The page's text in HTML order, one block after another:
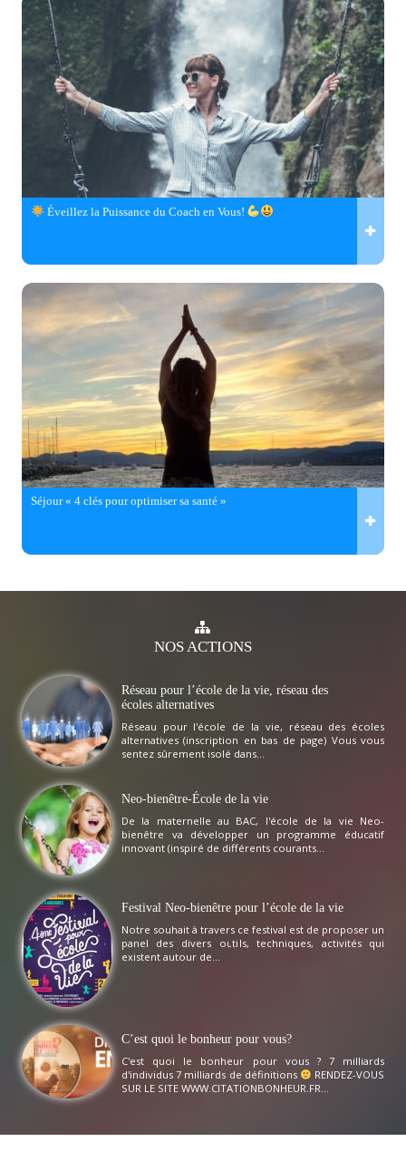
Éveillez la Puissance du Coach en Vous!
Séjour « 4 clés pour optimiser sa santé »
NOSACTIONS
Réseau pour l’école de la vie, réseau des
écoles alternatives
Réseau pour l'école de la vie, réseau des écoles
alternatives (inscription en bas de page) Vous vous
sentez sûrement isolé dans...
Neo-bienêtre-École de la vie
De la maternelle au BAC, l'école de la vie Neo-
bienêtre va développer un programme éducatif
innovant (inspiré de différents courants...
Festival Neo-bienêtre pour l’école de la vie
Notre souhait à travers ce festival est de proposer un
panel des divers outils, techniques, activités qui
existent autour de...
C’est quoi le bonheur pour vous?
C'est quoi le bonheur pour vous ? 7 milliards
d'individus 7 milliards de définitions
RENDEZ-VOUS
SUR LE SITE WWW.CITATIONBONHEUR.FR...